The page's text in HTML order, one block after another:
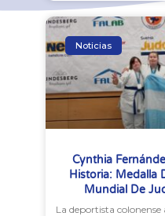
Noticias
Cynthia
Historia: Medalla
Mundial De
La deportista colonense